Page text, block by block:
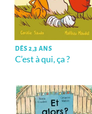
DÈS 2,3 ANS
C’est à qui, ça ?